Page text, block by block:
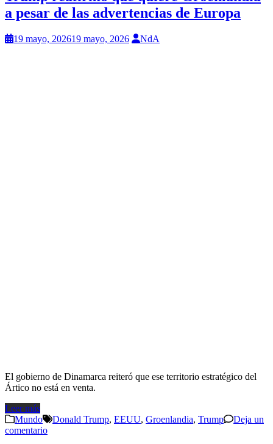
a pesar de las advertencias de Europa
19 mayo, 202619 mayo, 2026 NdA
El gobierno de Dinamarca reiteró que ese territorio estratégico del
Ártico no está en venta.
Leer más
Mundo
Donald Trump, EEUU, Groenlandia, Trump
Deja un
comentario